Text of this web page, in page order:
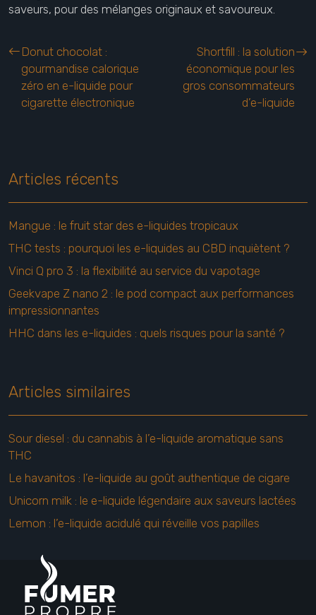
saveurs, pour des mélanges originaux et savoureux.
Donut chocolat :
gourmandise calorique
zéro en e-liquide pour
cigarette électronique
Shortfill : la solution
économique pour les
gros consommateurs
d’e-liquide
Articles récents
Mangue : le fruit star des e-liquides tropicaux
THC tests : pourquoi les e-liquides au CBD inquiètent ?
Vinci Q pro 3 : la flexibilité au service du vapotage
Geekvape Z nano 2 : le pod compact aux performances
impressionnantes
HHC dans les e-liquides : quels risques pour la santé ?
Articles similaires
Sour diesel : du cannabis à l’e-liquide aromatique sans
THC
Le havanitos : l’e-liquide au goût authentique de cigare
Unicorn milk : le e-liquide légendaire aux saveurs lactées
Lemon : l’e-liquide acidulé qui réveille vos papilles